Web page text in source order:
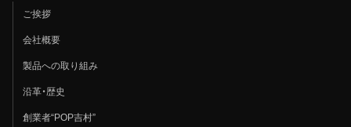
ご挨拶
会社概要
製品への取り組み
沿革・歴史
創業者“POP吉村”